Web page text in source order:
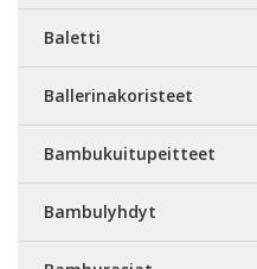
Baletti
Ballerinakoristeet
Bambukuitupeitteet
Bambulyhdyt